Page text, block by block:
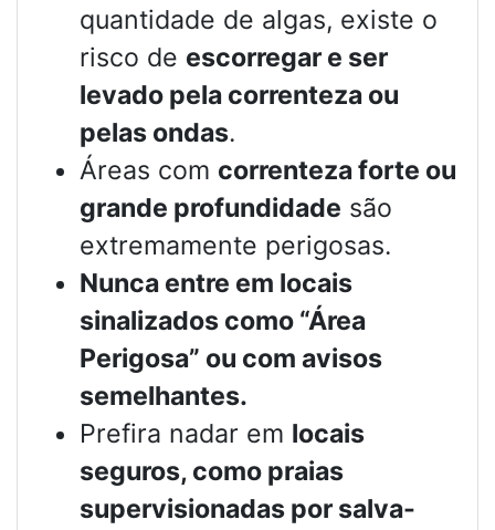
quantidade de algas, existe o
risco de escorregar e ser
levado pela correnteza ou
pelas ondas.
Áreas com correnteza forte ou
grande profundidade são
extremamente perigosas.
Nunca entre em locais
sinalizados como “Área
Perigosa” ou com avisos
semelhantes.
Prefira nadar em locais
seguros, como praias
supervisionadas por salva-